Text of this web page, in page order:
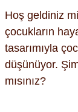
Hoş geldiniz
çocukların
tasarımıyla
düşünüyor.
mısınız?